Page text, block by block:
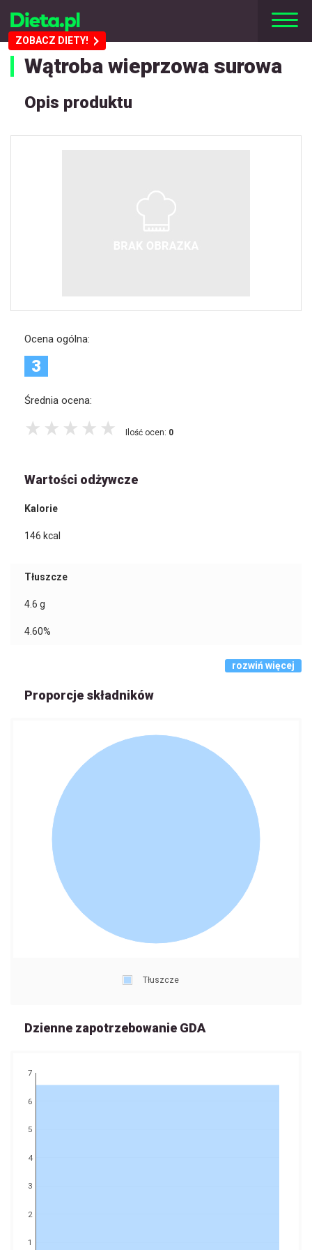
ZOBACZ DIETY!
Wątroba wieprzowa surowa
Opis produktu
Ocena ogólna:
3
Średnia ocena:
Ilość ocen: 0
Wartości odżywcze
Kalorie
146 kcal
Tłuszcze
4.6 g
4.60%
rozwiń więcej
Proporcje składników
Tłuszcze
Dzienne zapotrzebowanie GDA
1
2
3
4
5
6
7